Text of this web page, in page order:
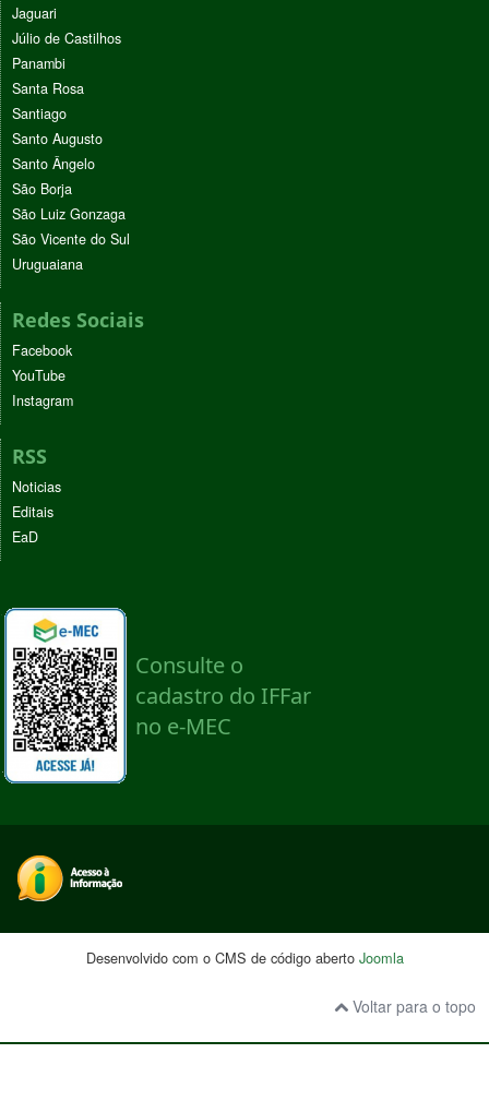
Jaguari
Júlio de Castilhos
Panambi
Santa Rosa
Santiago
Santo Augusto
Santo Ângelo
São Borja
São Luiz Gonzaga
São Vicente do Sul
Uruguaiana
Redes Sociais
Facebook
YouTube
Instagram
RSS
Noticias
Editais
EaD
Desenvolvido com o CMS de código aberto Joomla
Voltar para o topo